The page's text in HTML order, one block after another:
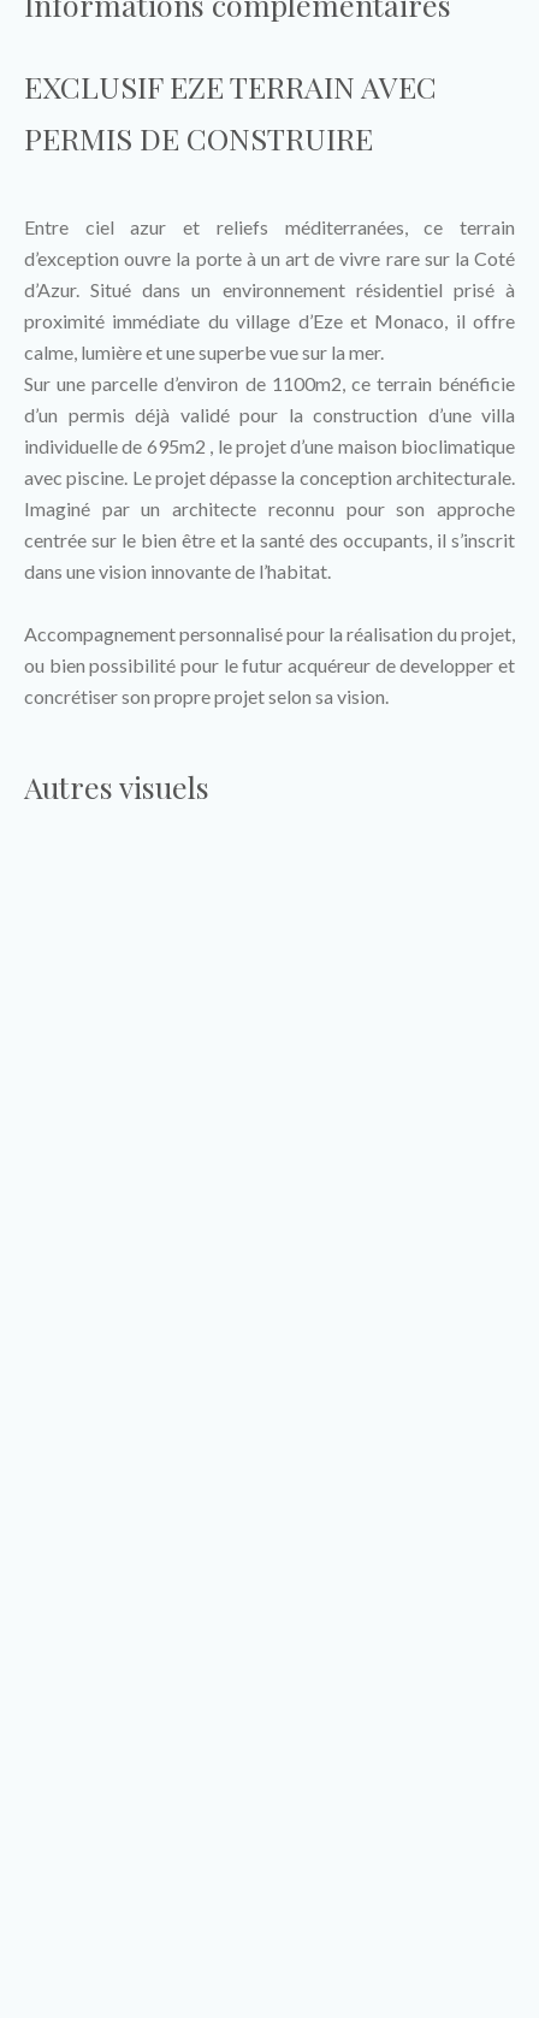
EXCLUSIF EZE TERRAIN AVEC
PERMIS DE CONSTRUIRE
Entre ciel azur et reliefs méditerranées, ce terrain
d’exception ouvre la porte à un art de vivre rare sur la Coté
d’Azur. Situé dans un environnement résidentiel prisé à
proximité immédiate du village d’Eze et Monaco, il offre
calme, lumière et une superbe vue sur la mer.
Sur une parcelle d’environ de 1100m2, ce terrain bénéficie
d’un permis déjà validé pour la construction d’une villa
individuelle de 695m2 , le projet d’une maison bioclimatique
avec piscine. Le projet dépasse la conception architecturale.
Imaginé par un architecte reconnu pour son approche
centrée sur le bien être et la santé des occupants, il s’inscrit
dans une vision innovante de l’habitat.
Accompagnement personnalisé pour la réalisation du projet,
ou bien possibilité pour le futur acquéreur de developper et
concrétiser son propre projet selon sa vision.
Autres visuels